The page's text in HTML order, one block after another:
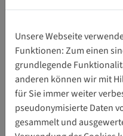
Direkter Download
Unsere Webseite
Funktionen: Zum einen
grundlegende
anderen können wir mit
für Sie immer weiter
pseudonymisierte Daten
gesammelt und